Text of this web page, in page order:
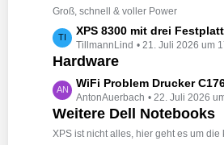
z
e
B
i
r
ä
Groß, schnell & voller Power
L
e
t
z
t
e
B
XPS 8300 mit drei
TillmannLind 21. Juli 2026 um
Hardware
L
e
t
z
WiFi Problem Drucker
AntonAuerbach 22. Juli 2026
Weitere Dell Notebooks
XPS ist nicht alles, hier geht es um